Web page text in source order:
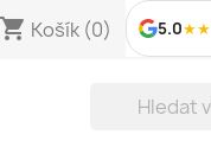
shopping_cart Košík (0) 5.0★★